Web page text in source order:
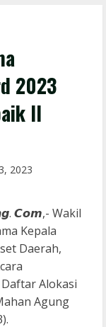
2023
II
2023
𝘾𝙤𝙢,- Wakil
Kepala
Daerah,
Alokasi
Agung